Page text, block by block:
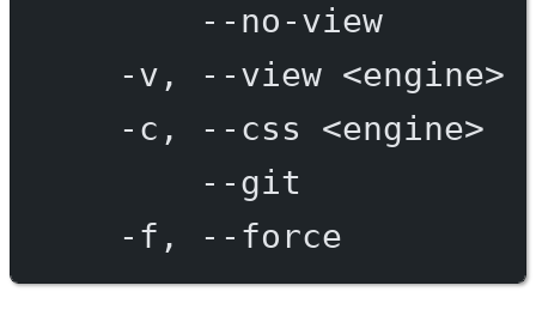
--no-view
-v,
--view <engine>
-c,
--css <engine>
--git
-f,
--force